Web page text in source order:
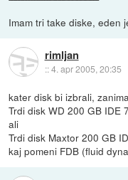
Imam tri take diske, eden
rimljan
::4. apr 2005, 20:35
kater disk bi izbrali,
Trdi disk WD 200 GB IDE
ali
Trdi disk Maxtor 200 GB
kaj pomeni FDB (fluid